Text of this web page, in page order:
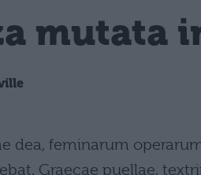
mutata
dea, feminarum
Graecae puellae,